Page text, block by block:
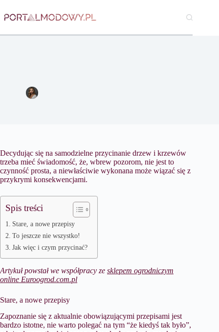
do
treści
Decydując się na samodzielne przycinanie drzew i krzewów
trzeba mieć świadomość, że, wbrew pozorom, nie jest to
czynność prosta, a niewłaściwie wykonana może wiązać się z
przykrymi konsekwencjami.
Spis treści
Stare, a nowe przepisy
To jeszcze nie wszystko!
Jak więc i czym przycinać?
Artykuł powstał we współpracy ze sklepem ogrodniczym
online Euroogrod.com.pl
Stare, a nowe przepisy
Zapoznanie się z aktualnie obowiązującymi przepisami jest
bardzo istotne, nie warto polegać na tym “że kiedyś tak było”,